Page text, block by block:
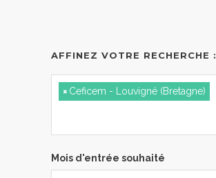
AFFINEZ VOTRE RECHERCHE :
× Ceficem - Louvigné (Bretagne)
Mois d'entrée souhaité